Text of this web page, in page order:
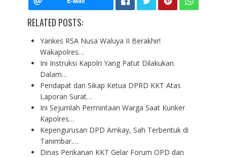
RELATED POSTS:
Yankes RSA Nusa Waluya II Berakhir!
Wakapolres…
Ini Instruksi Kapolri Yang Patut Dilakukan
Dalam…
Pendapat dan Sikap Ketua DPRD KKT Atas
Laporan Surat…
Ini Sejumlah Permintaan Warga Saat Kunker
Kapolres…
Kepengurusan DPD Amkay, Sah Terbentuk di
Tanimbar.…
Dinas Perikanan KKT Gelar Forum OPD dan